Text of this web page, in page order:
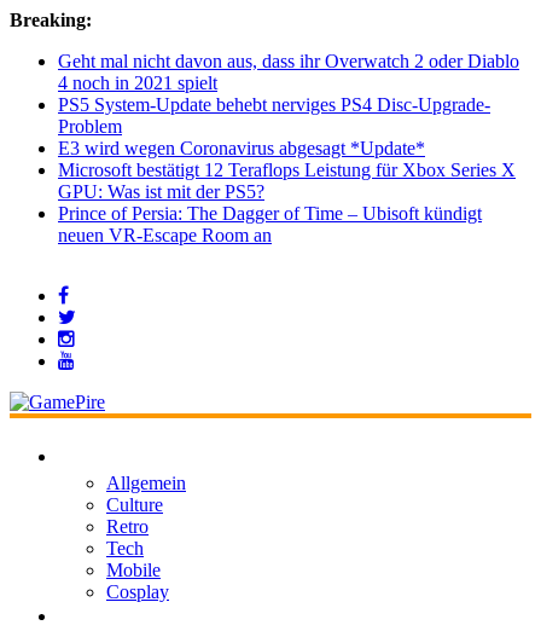
Breaking:
Geht mal nicht davon aus, dass ihr Overwatch 2 oder Diablo
4 noch in 2021 spielt
PS5 System-Update behebt nerviges PS4 Disc-Upgrade-
Problem
E3 wird wegen Coronavirus abgesagt *Update*
Microsoft bestätigt 12 Teraflops Leistung für Xbox Series X
GPU: Was ist mit der PS5?
Prince of Persia: The Dagger of Time – Ubisoft kündigt
neuen VR-Escape Room an
Allgemein
Culture
Retro
Tech
Mobile
Cosplay